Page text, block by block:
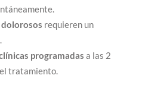
requieren un
programadas a las 2
tratamiento.